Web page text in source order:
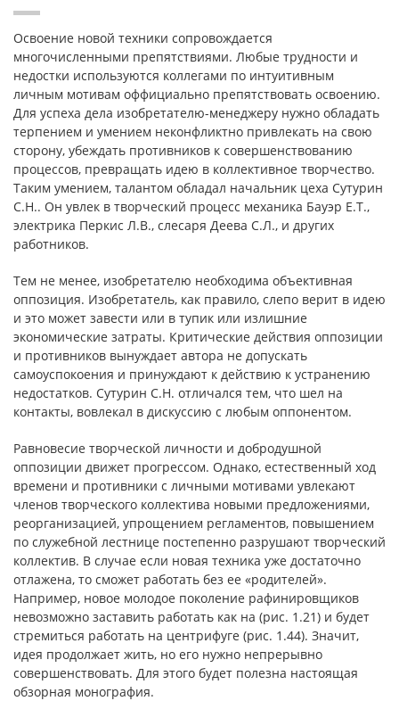
Освоение новой техники сопровождается
многочисленными препятствиями. Любые трудности и
недостки используются коллегами по интуитивным
личным мотивам оффициально препятствовать освоению.
Для успеха дела изобретателю-менеджеру нужно обладать
терпением и умением неконфликтно привлекать на свою
сторону, убеждать противников к совершенствованию
процессов, превращать идею в коллективное творчество.
Таким умением, талантом обладал начальник цеха Сутурин
С.Н.. Он увлек в творческий процесс механика Бауэр Е.Т.,
электрика Перкис Л.В., слесаря Деева С.Л., и других
работников.
Тем не менее, изобретателю необходима объективная
оппозиция. Изобретатель, как правило, слепо верит в идею
и это может завести или в тупик или излишние
экономические затраты. Критические действия оппозиции
и противников вынуждает автора не допускать
самоуспокоения и принуждают к действию к устранению
недостатков. Сутурин С.Н. отличался тем, что шел на
контакты, вовлекал в дискуссию с любым оппонентом.
Равновесие творческой личности и добродушной
оппозиции движет прогрессом. Однако, естественный ход
времени и противники с личными мотивами увлекают
членов творческого коллектива новыми предложениями,
реорганизацией, упрощением регламентов, повышением
по служебной лестнице постепенно разрушают творческий
коллектив. В случае если новая техника уже достаточно
отлажена, то сможет работать без ее «родителей».
Например, новое молодое поколение рафинировщиков
невозможно заставить работать как на (рис. 1.21) и будет
стремиться работать на центрифуге (рис. 1.44). Значит,
идея продолжает жить, но его нужно непрерывно
совершенствовать. Для этого будет полезна настоящая
обзорная монография.